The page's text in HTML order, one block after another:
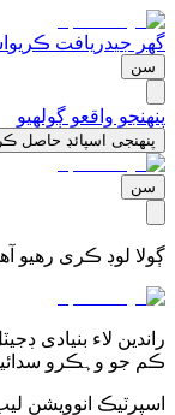
گھر جیدریافت ڪریو
سن
پنھنجو واقعو ڳولھیو
پنھنجی اسپائڊ حاصل
سن
ڳولا لوڊ ڪری رھیو
راندین لاء بنیادی
ڪم جو وہڪرو
اسپرٽیڪ انوویشن